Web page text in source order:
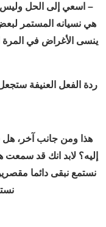
– اسعي إلى الحل وليس
هي نسيانه المستمر
ينسى الأغراض في المرة
ردة الفعل العنيفة
هذا ومن جانب آخر،
إليه؟ لابد انك قد سمعت
نستمع نبقى دائما مقصرين